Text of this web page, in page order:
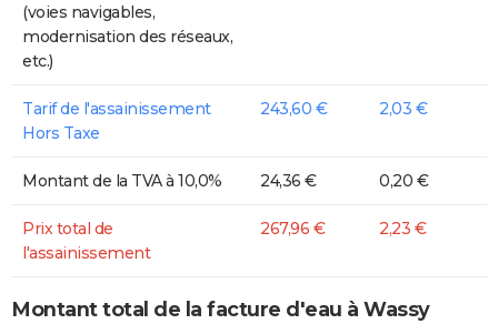
(voies navigables,
modernisation des réseaux,
etc.)
Tarif de l'assainissement
Hors Taxe
243,60 € 2,03 €
Montant de la TVA à 10,0% 24,36 € 0,20 €
Prix total de
l'assainissement
267,96 € 2,23 €
Montant total de la facture d'eau à Wassy